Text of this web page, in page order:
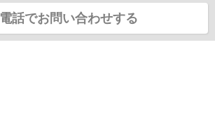
電話でお問い合わせする